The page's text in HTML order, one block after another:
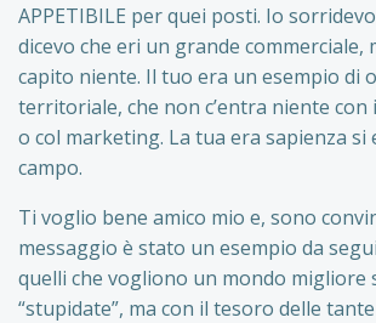
APPETIBILE per quei posti. Io
dicevo che eri un grande commerciale,
capito niente. Il tuo era un esempio di
territoriale, che non c’entra niente con
o col marketing. La tua era sapienza si
campo.
Ti voglio bene amico mio e, sono
messaggio è stato un esempio da
quelli che vogliono un mondo migliore
“stupidate”, ma con il tesoro delle